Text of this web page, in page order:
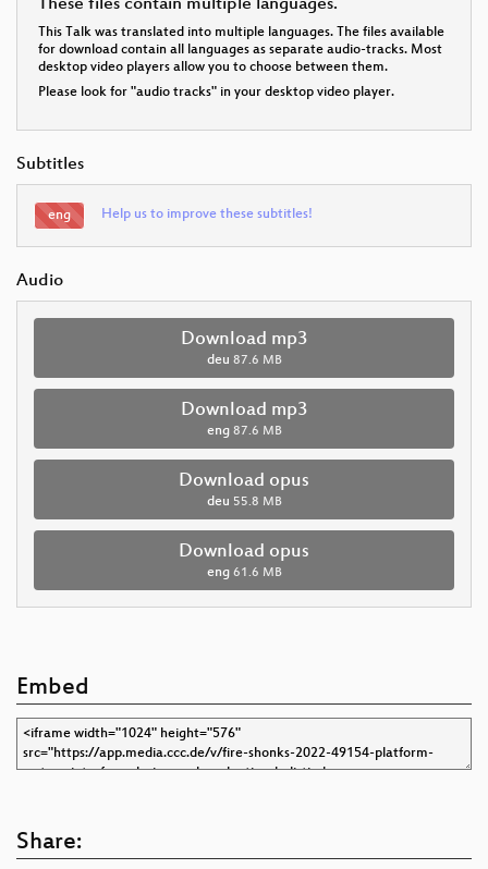
These files contain multiple languages.
This Talk was translated into multiple languages. The files available
for download contain all languages as separate audio-tracks. Most
desktop video players allow you to choose between them.
Please look for "audio tracks" in your desktop video player.
Subtitles
eng Help us to improve these subtitles!
Audio
Download mp3
deu 87.6 MB
Download mp3
eng 87.6 MB
Download opus
deu 55.8 MB
Download opus
eng 61.6 MB
Embed
Share: